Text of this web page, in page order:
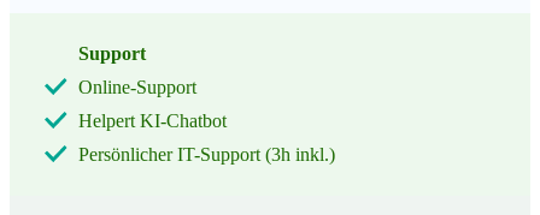
Support
Online-Support
Helpert KI-Chatbot
Persönlicher IT-Support (3h inkl.)